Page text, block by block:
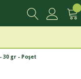
30 gr - Poşet